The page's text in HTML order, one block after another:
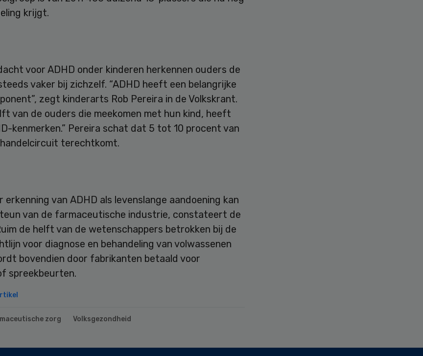
krijgt.
voor ADHD onder kinderen herkennen ouders de
vaker bij zichzelf. “ADHD heeft een belangrijke
zegt kinderarts Rob Pereira in de Volkskrant.
van de ouders die meekomen met hun kind, heeft
kenmerken.” Pereira schat dat 5 tot 10 procent van
terechtkomt.
erkenning van ADHD als levenslange aandoening kan
van de farmaceutische industrie, constateert de
de helft van de wetenschappers betrokken bij de
voor diagnose en behandeling van volwassenen
bovendien door fabrikanten betaald voor
spreekbeurten.
zorg Volksgezondheid